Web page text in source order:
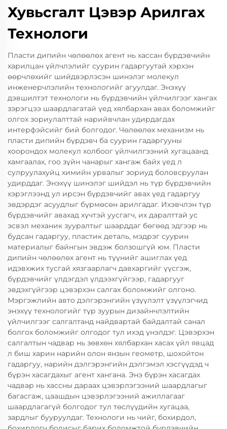
Хувьсгалт Цэвэр Арилгах
Технологи
Пласти дипийн чөлөөлөх агент нь хассан бүрдэвчийн
харилцан үйлчлэлийг суурин гадаргуутай хэрхэн
өөрчлөхийг шийдвэрлэсэн шинэлэг молекул
инженерчлэлийн технологийг агуулдаг. Энэхүү
дэвшилтэт технологи нь бүрдэвчийн үйлчилгээг хангах
зэрэгцээ шаардлагатай үед хялбархан авах боломжийг
олгох зориулалттай нарийвчлан удирдагдах
интерфэйсийг бий болгодог. Чөлөөлөх механизм нь
пласти дипийн бүрдэвч ба суурин гадаргууны
хоорондох молекул холбоог үйлчилгээний хугацаанд
хамгаалах, гоо зүйн чанарыг хангаж байх үед л
сулруулахуйц химийн урвалыг зориуд боловсруулан
удирддаг. Энэхүү шинэлэг шийдэл нь түр бүрдэвчийн
хэрэглээнд ул ирсэн бүрдэвчийг авах үед гадаргуу
эвдэрдэг асуудлыг бүрмөсөн арилгадаг. Ихэвчлэн түр
бүрдэвчийг авахад хүчтэй уусгагч, их даралттай ус
эсвэл механик зууралтыг шаарддаг бөгөөд эдгээр нь
будсан гадаргуу, пластик деталь, мэдрэг суурин
материалыг байнгын эвдэж болзошгүй юм. Пласти
дипийн чөлөөлөх агент нь түүнийг ашиглах үед
идэвхжих тусгай хязгаарлагч давхаргийг үүсгэж,
бүрдэвчийг үлдэгдэл үлдээхгүйгээр, гадаргууг
эвдэхгүйгээр цэвэрхэн салгах боломжийг олгоно.
Мэргэжлийн авто дэлгэрэнгийн үзүүлэлт үзүүлэгчид
энэхүү технологийг түр зуурын дизайнчлэлтийн
үйлчилгээг салгалтанд найдвартай байдалтай санал
болгох боломжийг олгодог тул ихэд үнэлдэг. Цэвэрхэн
салгалтын чадвар нь зөвхөн хялбархан хасах үйл явцад
л биш харин нарийн олон янзын геометр, шохойтон
гадаргуу, нарийн дэлгэрэнгийн дэлгэмэл хэсгүүдэд ч
бүрэн хасагдахыг агент хангана. Энэ бүрэн хасагдах
чадвар нь хассны дараах цэвэрлэгээний шаардлагыг
багасгаж, цаашдын цэвэрлэгээний ажиллагааг
шаардлагагүй болгодог тул төслүүдийн хугацаа,
зардлыг бууруулдаг. Технологи нь чийг, бохирдол,